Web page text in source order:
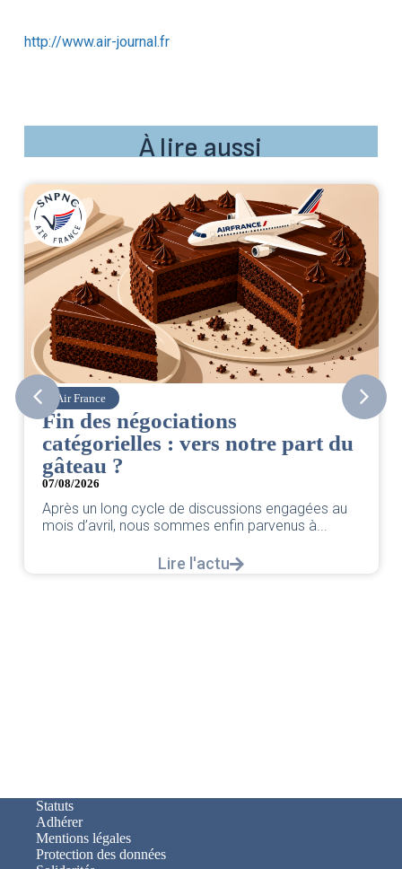
http://www.air-journal.fr
À lire aussi
Air France
Fin des négociations
catégorielles : vers notre part du
gâteau ?
07/08/2026
Après un long cycle de discussions engagées au
mois d’avril, nous sommes enfin parvenus à...
Lire l'actu
Statuts
Adhérer
Mentions légales
Protection des données